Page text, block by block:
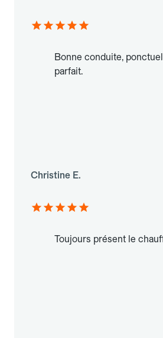
Bonne conduite,
parfait.
Christine E.
Toujours présent le